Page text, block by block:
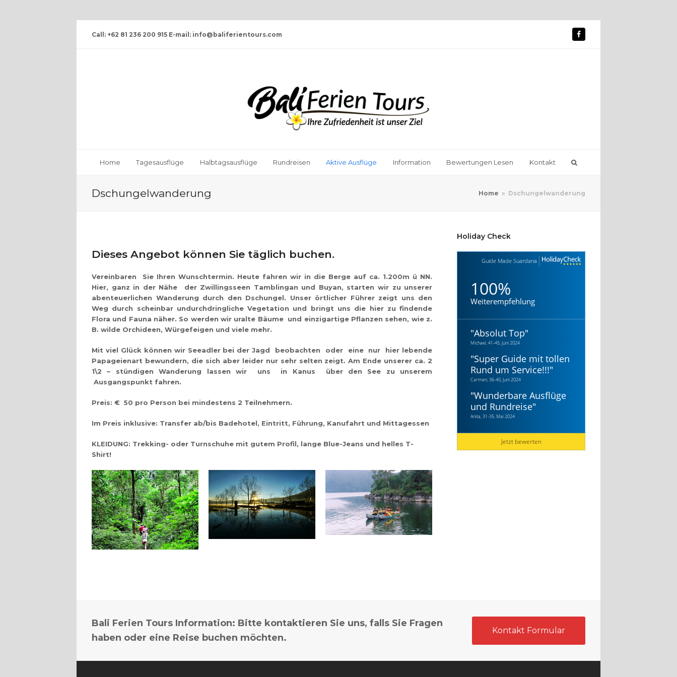
Call: +62 81 236 200 915 E-mail: info@baliferientours.com Facebook
Home Tagesausflüge Halbtagsausflüge Rundreisen Aktive Ausflüge Information Bewertungen Lesen Kontakt
Dschungelwanderung Home » Dschungelwanderung
Dieses Angebot können Sie täglich buchen.
Vereinbaren Sie Ihren Wunschtermin. Heute fahren wir in die Berge auf ca. 1.200m ü NN.
Hier, ganz in der Nähe der Zwillingsseen Tamblingan und Buyan, starten wir zu unserer
abenteuerlichen Wanderung durch den Dschungel. Unser örtlicher Führer zeigt uns den
Weg durch scheinbar undurchdringliche Vegetation und bringt uns die hier zu findende
Flora und Fauna näher. So werden wir uralte Bäume und einzigartige Pflanzen sehen, wie z.
B. wilde Orchideen, Würgefeigen und viele mehr.
Mit viel Glück können wir Seeadler bei der Jagd beobachten oder eine nur hier lebende
Papageienart bewundern, die sich aber leider nur sehr selten zeigt. Am Ende unserer ca. 2
1\2 – stündigen Wanderung lassen wir uns in Kanus über den See zu unserem
Ausgangspunkt fahren.
Preis: € 50 pro Person bei mindestens 2 Teilnehmern.
Im Preis inklusive: Transfer ab/bis Badehotel, Eintritt, Führung, Kanufahrt und Mittagessen
KLEIDUNG: Trekking- oder Turnschuhe mit gutem Profil, lange Blue-Jeans und helles T-
Shirt!
Holiday Check
Guide Made Suardana
100%
Weiterempfehlung
"Absolut Top"
Michael, 41-45, Juni 2024
"Super Guide mit tollen
Rund um Service!!!"
Carmen, 36-40, Juni 2024
"Wunderbare Ausflüge
und Rundreise"
Anita, 31-35, Mai 2024
Jetzt bewerten
Bali Ferien Tours Information: Bitte kontaktieren Sie uns, falls Sie Fragen
haben oder eine Reise buchen möchten.
Kontakt Formular